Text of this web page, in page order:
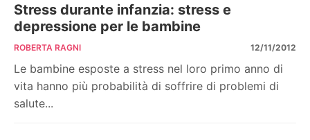
Stress durante infanzia: stress e
depressione per le bambine
ROBERTA RAGNI 12/11/2012
Le bambine esposte a stress nel loro primo anno di
vita hanno più probabilità di soffrire di problemi di
salute...